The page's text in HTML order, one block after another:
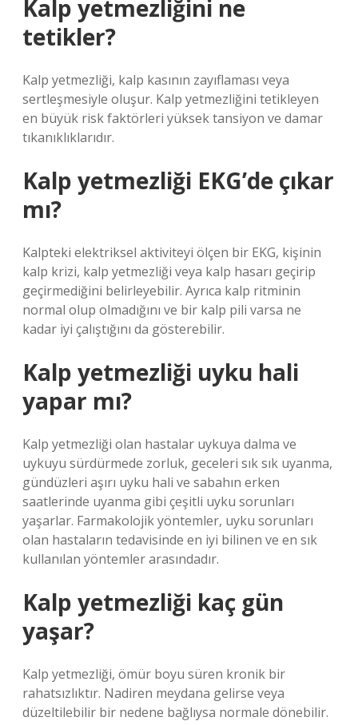
Kalp yetmezliğini ne
tetikler?
Kalp yetmezliği, kalp kasının zayıflaması veya
sertleşmesiyle oluşur. Kalp yetmezliğini tetikleyen
en büyük risk faktörleri yüksek tansiyon ve damar
tıkanıklıklarıdır.
Kalp yetmezliği EKG’de çıkar
mı?
Kalpteki elektriksel aktiviteyi ölçen bir EKG, kişinin
kalp krizi, kalp yetmezliği veya kalp hasarı geçirip
geçirmediğini belirleyebilir. Ayrıca kalp ritminin
normal olup olmadığını ve bir kalp pili varsa ne
kadar iyi çalıştığını da gösterebilir.
Kalp yetmezliği uyku hali
yapar mı?
Kalp yetmezliği olan hastalar uykuya dalma ve
uykuyu sürdürmede zorluk, geceleri sık sık uyanma,
gündüzleri aşırı uyku hali ve sabahın erken
saatlerinde uyanma gibi çeşitli uyku sorunları
yaşarlar. Farmakolojik yöntemler, uyku sorunları
olan hastaların tedavisinde en iyi bilinen ve en sık
kullanılan yöntemler arasındadır.
Kalp yetmezliği kaç gün
yaşar?
Kalp yetmezliği, ömür boyu süren kronik bir
rahatsızlıktır. Nadiren meydana gelirse veya
düzeltilebilir bir nedene bağlıysa normale dönebilir.